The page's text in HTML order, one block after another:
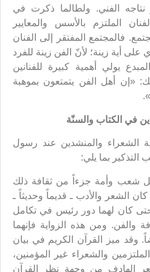
نتاجه الفني. ولطالما ذكرت في
الملتزم بالأسس والمعايير
فالمجتمع المفتقر إلى الفنان
أية زينة؛ لأنّ الفن زينة للفرد
يولي أهمية كبيرة للفنانين
«إن أهل الفن يتمتعون بموهبة
الشعراء والمنشدين عند رسول
التذكير بما يلي:
شعب وأمة جزءاً من ثقافة ذلك
الشعر والأدب ـ قديماً وحديثاً ـ
كان لهما دور رئيس في تكامل
والفن. ومن هذه الزواية فإنهما
وقد ميز القرآن الكريم في بيان
والشعراء غير المؤمنين،
الهادف من وجهة نظر القرآن